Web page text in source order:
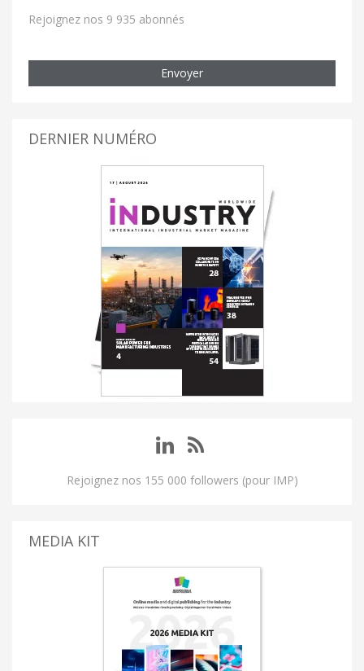
Rejoignez nos 9 935 abonnés
Envoyer
DERNIER NUMÉRO
Rejoignez nos 155 000 followers (pour IMP)
MEDIA KIT